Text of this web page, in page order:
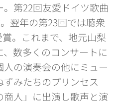
第22回友愛ドイツ歌曲
翌年の第23回では聴衆
。これまで、地元山梨
数多くのコンサートに
の演奏会の他にミュー
みたちのプリンセス
人」に出演し歌声と演